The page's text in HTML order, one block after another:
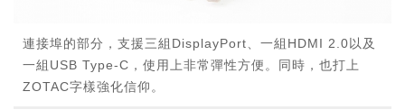
連接埠的部分，支援三組DisplayPort、一組HDMI 2.0以及
一組USB Type-C，使用上非常彈性方便。同時，也打上
ZOTAC字樣強化信仰。